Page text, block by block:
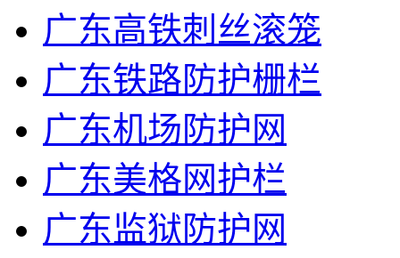
广东高铁刺丝滚笼
广东铁路防护栅栏
广东机场防护网
广东美格网护栏
广东监狱防护网